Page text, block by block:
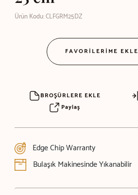
Ürün Kodu: CLFGRM25DZ
FAVORİLERİME EKLE
BROŞÜRLERE EKLE
Paylaş
Edge Chip Warranty
Bulaşık Makinesinde Yıkanabilir